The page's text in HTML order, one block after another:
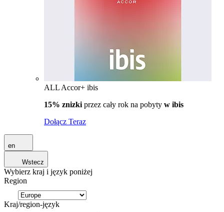
ALL Accor+ ibis
15% znizki przez cały rok na pobyty w ibis
Dołącz Teraz
en
Wstecz
Wybierz kraj i język poniżej
Region
Kraj/region-język